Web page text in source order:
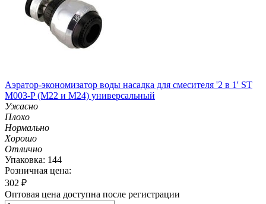
Аэратор-экономизатор воды насадка для смесителя '2 в 1' ST
M003-P (М22 и M24) универсальный
Ужасно
Плохо
Нормально
Хорошо
Отлично
Упаковка: 144
Розничная цена:
302 ₽
Оптовая цена доступна после регистрации